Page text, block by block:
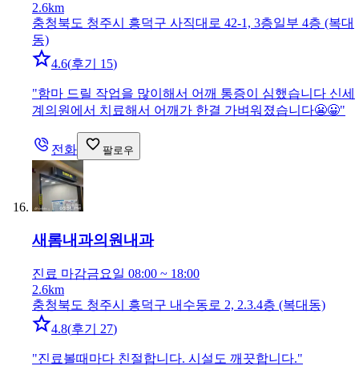
2.6km
충청북도 청주시 흥덕구 사직대로 42-1, 3층일부 4층 (복대
동)
4.6(후기 15)
"함마 드릴 작업을 많이해서 어깨 통증이 심했습니다 신세
계의원에서 치료해서 어깨가 한결 가벼워졌습니다😬😀"
전화 팔로우
새롬내과의원 내과
진료 마감금요일 08:00 ~ 18:00
2.6km
충청북도 청주시 흥덕구 내수동로 2, 2.3.4층 (복대동)
4.8(후기 27)
"진료볼때마다 친절합니다. 시설도 깨끗합니다."